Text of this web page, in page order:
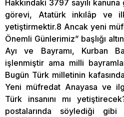
Hakkındaki 3797 sayılı
görevi, Atatürk inkılâp ve
yetiştirmektir.8 Ancak yeni
Önemli Günlerimiz” başlığı
Ayı ve Bayramı, Kurban
işlenmiştir ama milli
Bugün Türk milletinin
Yeni müfredat Anayasa ve
Türk insanını mı
postalarında söylediği